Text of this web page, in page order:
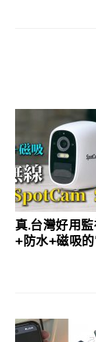
真.台灣好用
+防水+磁吸